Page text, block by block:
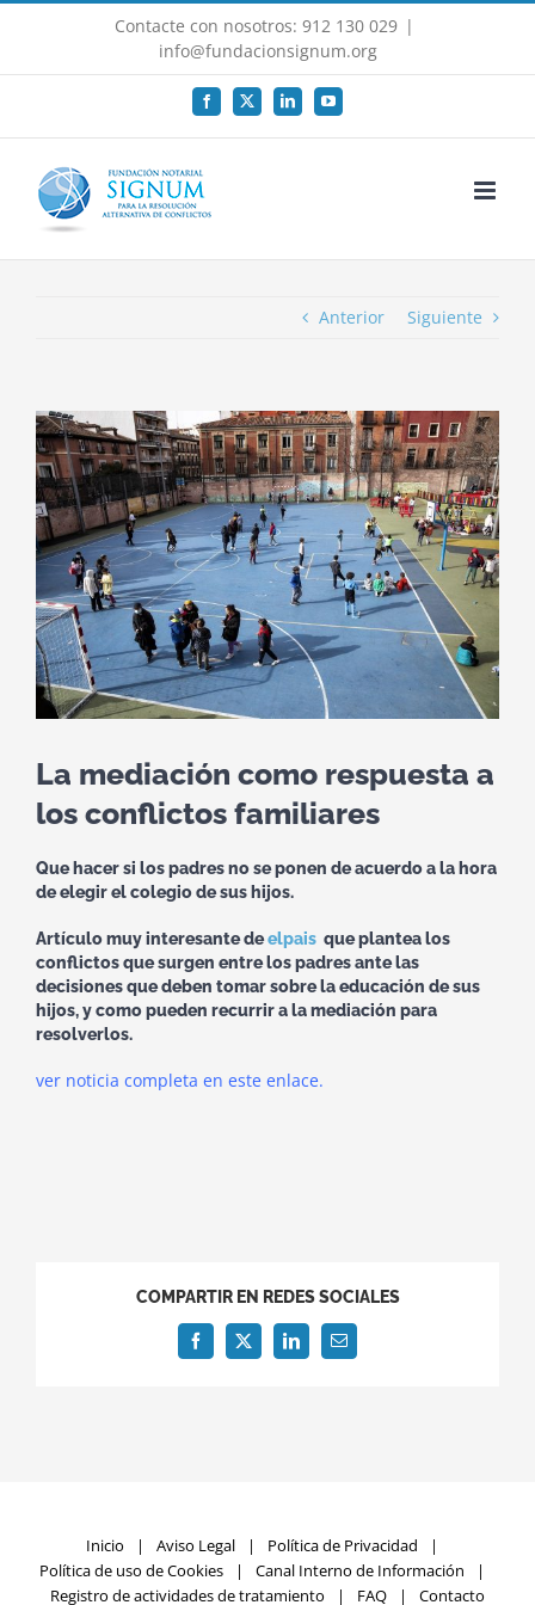
Saltar
Contacte con nosotros: 912 130 029 |
info@fundacionsignum.org
Facebook
X LinkedInYouTube
Anterior Siguiente
Ver
imagen
más
grande
La mediación como respuesta a
los conflictos familiares
Que hacer si los padres no se ponen de acuerdo a la hora
de elegir el colegio de sus hijos.
Artículo muy interesante deelpais que plantea los
conflictos que surgen entre los padres ante las
decisiones que deben tomar sobre la educación de sus
hijos, y como pueden recurrir a la mediación para
resolverlos.
ver noticia completa en este enlace.
COMPARTIR EN REDES SOCIALES
Facebook
X LinkedInCorreo
electrónico
Inicio Aviso Legal
Política de Privacidad
Política de uso de Cookies
Canal Interno de Información
Registro de actividades de tratamiento
FAQ Contacto